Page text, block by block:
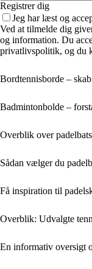
Registrer dig
Jeg har læst og
Ved at tilmelde dig
og information. Du
privatlivspolitik, og du
Bordtennisborde –
Badmintonbolde –
Overblik over
Sådan vælger du
Få inspiration til
Overblik: Udvalgte
En informativ oversigt